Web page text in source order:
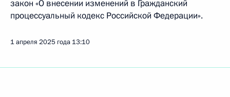
закон «О внесении изменений в Гражданский
процессуальный кодекс Российской Федерации».
1 апреля 2025 года 13:10